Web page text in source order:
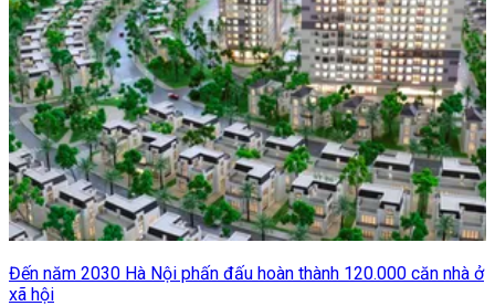
Đến năm 2030 Hà Nội phấn đấu hoàn thành 120.000 căn nhà ở
xã hội